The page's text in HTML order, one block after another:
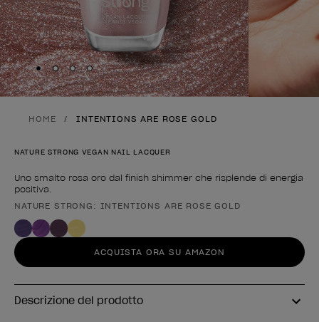
Skip to slide1
Skip to slide2
Skip to slide3
Skip to slide4
HOME INTENTIONS ARE ROSE GOLD
NATURE STRONG VEGAN NAIL LACQUER
Uno smalto rosa oro dal finish shimmer che risplende di energia
positiva.
Forma del prodotto
NATURE STRONG: INTENTIONS ARE ROSE GOLD
ACQUISTA ORA SU AMAZON
Descrizione del prodotto